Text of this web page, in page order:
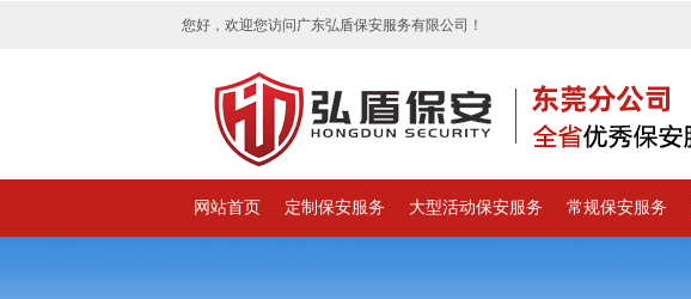
您好，欢迎您访问广东弘盾保安服务有限公司！
网站首页 定制保安服务 大型活动保安服务 常规保安服务